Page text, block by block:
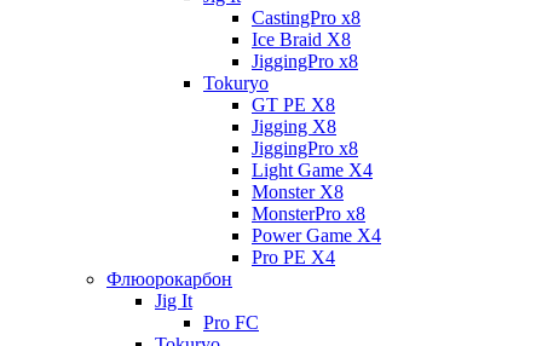
CastingPro x8
Ice Braid X8
JiggingPro x8
Tokuryo
GT PE X8
Jigging X8
JiggingPro x8
Light Game X4
Monster X8
MonsterPro x8
Power Game X4
Pro PE X4
Флюорокарбон
Jig It
Pro FC